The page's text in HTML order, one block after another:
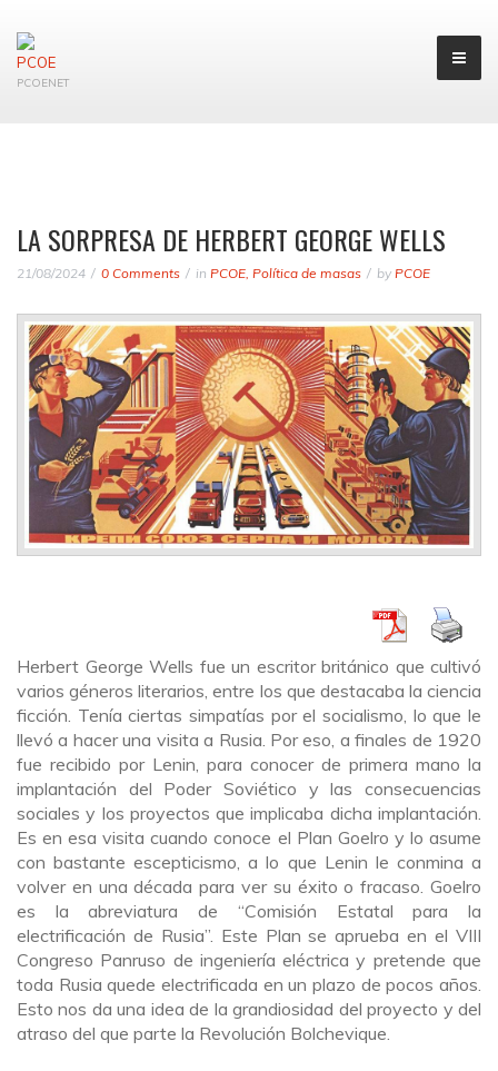
PCOENET
LA SORPRESA DE HERBERT GEORGE WELLS
21/08/2024 0 Comments in PCOE, Política de masas by PCOE
Herbert George Wells fue un escritor británico que cultivó
varios géneros literarios, entre los que destacaba la ciencia
ficción. Tenía ciertas simpatías por el socialismo, lo que le
llevó a hacer una visita a Rusia. Por eso, a finales de 1920
fue recibido por Lenin, para conocer de primera mano la
implantación del Poder Soviético y las consecuencias
sociales y los proyectos que implicaba dicha implantación.
Es en esa visita cuando conoce el Plan Goelro y lo asume
con bastante escepticismo, a lo que Lenin le conmina a
volver en una década para ver su éxito o fracaso. Goelro
es la abreviatura de “Comisión Estatal para la
electrificación de Rusia”. Este Plan se aprueba en el VIII
Congreso Panruso de ingeniería eléctrica y pretende que
toda Rusia quede electrificada en un plazo de pocos años.
Esto nos da una idea de la grandiosidad del proyecto y del
atraso del que parte la Revolución Bolchevique.